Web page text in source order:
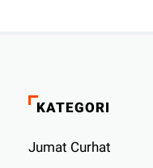
KATEGORI
Jumat Curhat